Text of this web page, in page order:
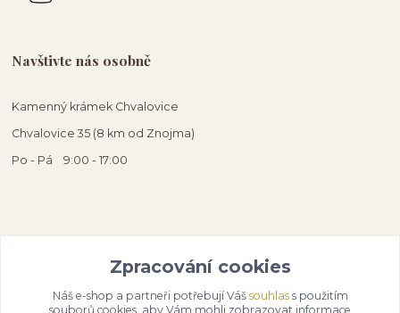
Navštivte nás osobně
Kamenný krámek Chvalovice
Chvalovice 35 (8 km od Znojma)
Po - Pá 9:00 - 17:00
Zpracování cookies
Náš e-shop a partneři potřebují Váš souhlass použitím
souborů cookies, aby Vám mohli zobrazovat informace